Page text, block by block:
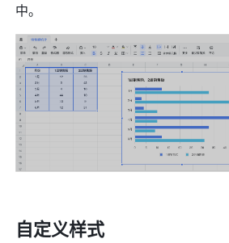
中。
自定义样式